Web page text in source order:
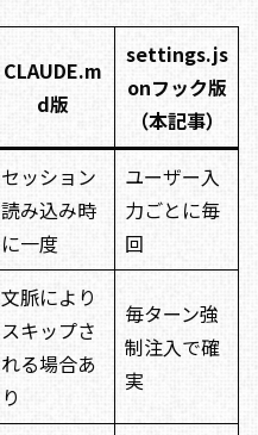
CLAUDE.m
d版
settings.js
onフック版
（本記事）
セッション
読み込み時
に一度
ユーザー入
力ごとに毎
回
文脈により
スキップさ
れる場合あ
り
毎ターン強
制注入で確
実